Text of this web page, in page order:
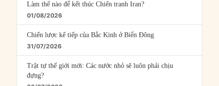
Làm thế nào để kết thúc Chiến tranh Iran?
01/08/2026
Chiến lược kế tiếp của Bắc Kinh ở Biển Đông
31/07/2026
Trật tự thế giới mới: Các nước nhỏ sẽ luôn phải chịu
đựng?